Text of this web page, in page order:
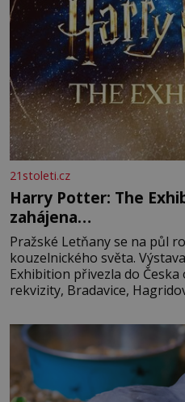
21stoleti.cz
Harry Potter: The
zahájena…
Pražské Letňany se na půl
kouzelnického světa.
Exhibition přivezla do
rekvizity, Bradavice,